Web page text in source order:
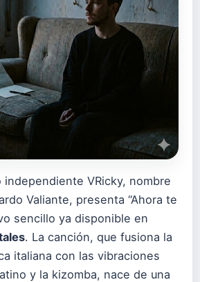
independiente VRicky, nombre
Valiante, presenta “Ahora te
sencillo ya disponible en
. La canción, que fusiona la
italiana con las vibraciones
y la kizomba, nace de una